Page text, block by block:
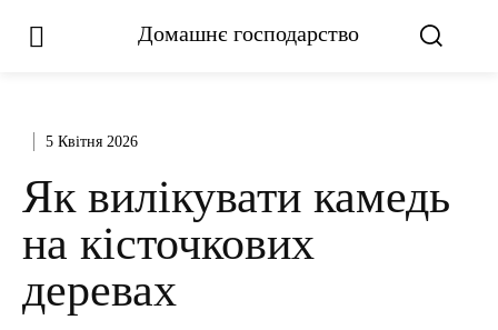
Домашнє господарство
5 Квітня 2026
Як вилікувати камедь
на кісточкових
деревах